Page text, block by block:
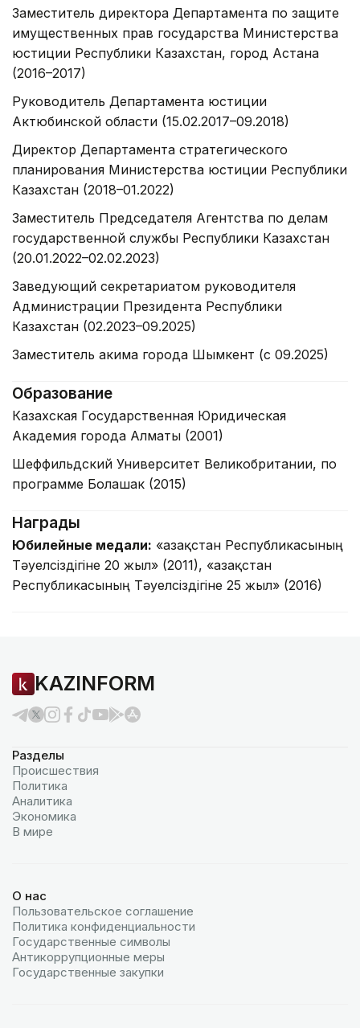
Заместитель директора Департамента по защите
имущественных прав государства Министерства
юстиции Республики Казахстан, город Астана
(2016–2017)
Руководитель Департамента юстиции
Актюбинской области (15.02.2017–09.2018)
Директор Департамента стратегического
планирования Министерства юстиции Республики
Казахстан (2018–01.2022)
Заместитель Председателя Агентства по делам
государственной службы Республики Казахстан
(20.01.2022–02.02.2023)
Заведующий секретариатом руководителя
Администрации Президента Республики
Казахстан (02.2023–09.2025)
Заместитель акима города Шымкент (с 09.2025)
Образование
Казахская Государственная Юридическая
Академия города Алматы (2001)
Шеффильдский Университет Великобритании, по
программе Болашак (2015)
Награды
Юбилейные медали: «Қазақстан Республикасының
Тәуелсіздігіне 20 жыл» (2011), «Қазақстан
Республикасының Тәуелсіздігіне 25 жыл» (2016)
KAZINFORM
Разделы
Происшествия
Политика
Аналитика
Экономика
В мире
О нас
Пользовательское соглашение
Политика конфиденциальности
Государственные символы
Антикоррупционные меры
Государственные закупки